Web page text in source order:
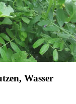
Wasser